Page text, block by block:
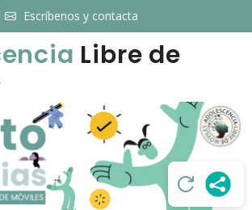
Escríbenos y contacta
Libre de